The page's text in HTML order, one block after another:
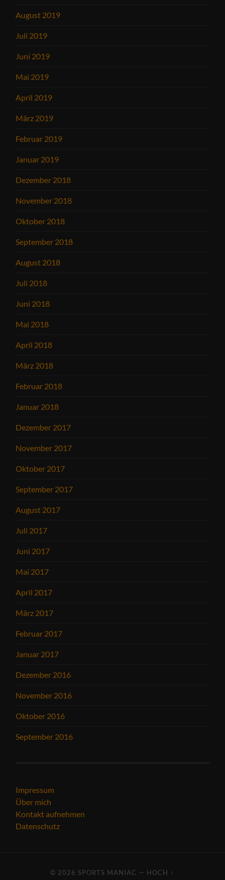
August 2019
Juli 2019
Juni 2019
Mai 2019
April 2019
März 2019
Februar 2019
Januar 2019
Dezember 2018
November 2018
Oktober 2018
September 2018
August 2018
Juli 2018
Juni 2018
Mai 2018
April 2018
März 2018
Februar 2018
Januar 2018
Dezember 2017
November 2017
Oktober 2017
September 2017
August 2017
Juli 2017
Juni 2017
Mai 2017
April 2017
März 2017
Februar 2017
Januar 2017
Dezember 2016
November 2016
Oktober 2016
September 2016
Impressum
Über mich
Kontakt aufnehmen
Datenschutz
© 2026 SPORTS MANIAC — HOCH ↑